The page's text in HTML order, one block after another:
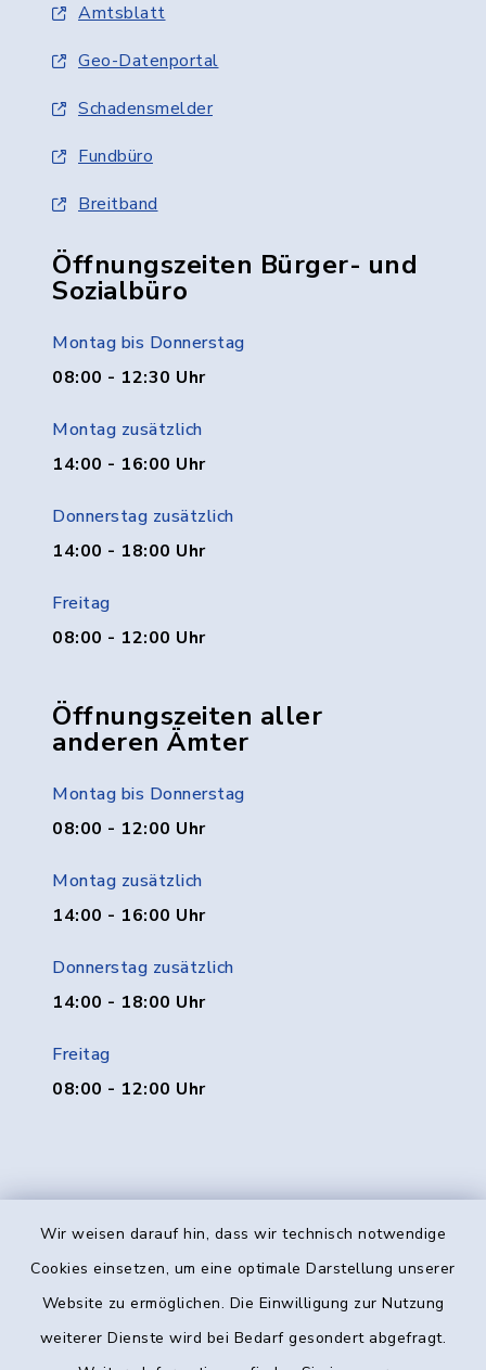
Wir weisen darauf hin, dass wir technisch notwendige
Cookies einsetzen, um eine optimale Darstellung unserer
Website zu ermöglichen. Die Einwilligung zur Nutzung
weiterer Dienste wird bei Bedarf gesondert abgefragt.
Amtsblatt
Geo-Datenportal
Schadensmelder
Fundbüro
Breitband
Öffnungszeiten Bürger- und
Sozialbüro
Montag bis Donnerstag
08:00 - 12:30 Uhr
Montag zusätzlich
14:00 - 16:00 Uhr
Donnerstag zusätzlich
14:00 - 18:00 Uhr
Freitag
08:00 - 12:00 Uhr
Öffnungszeiten aller
anderen Ämter
Montag bis Donnerstag
08:00 - 12:00 Uhr
Montag zusätzlich
14:00 - 16:00 Uhr
Donnerstag zusätzlich
14:00 - 18:00 Uhr
Freitag
08:00 - 12:00 Uhr
Kontakt